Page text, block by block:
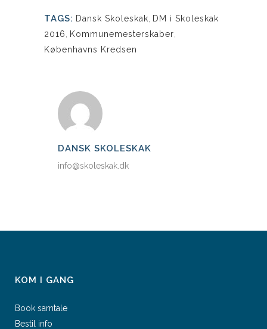
TAGS: Dansk Skoleskak
DM i Skoleskak
2016
Kommunemesterskaber
Københavns Kredsen
DANSK SKOLESKAK
info@skoleskak.dk
KOM I GANG
Book samtale
Bestil info